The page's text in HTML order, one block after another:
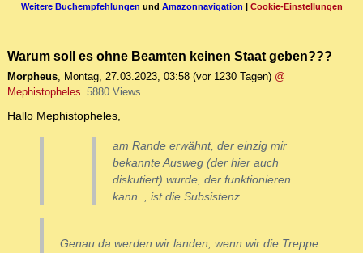
Weitere Buchempfehlungen und Amazonnavigation | Cookie-Einstellungen
Warum soll es ohne Beamten keinen Staat geben???
Morpheus, Montag, 27.03.2023, 03:58 (vor 1230 Tagen) @
Mephistopheles 5880 Views
Hallo Mephistopheles,
am Rande erwähnt, der einzig mir
bekannte Ausweg (der hier auch
diskutiert) wurde, der funktionieren
kann.., ist die Subsistenz.
Genau da werden wir landen, wenn wir die Treppe